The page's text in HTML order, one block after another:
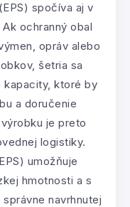
spočíva aj v
ochranný obal
opráv alebo
šetria sa
kapacity, ktoré by
a doručenie
je preto
logistiky.
umožňuje
hmotnosti a s
navrhnutej